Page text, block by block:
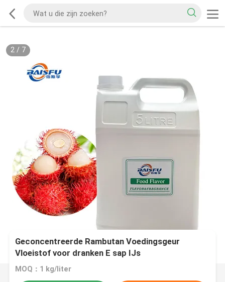
2/ 7
Geconcentreerde Rambutan Voedingsgeur
Vloeistof voor dranken E sap IJs
MOQ：1 kg/liter